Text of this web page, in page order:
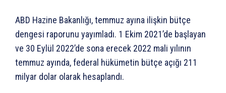
ABD Hazine Bakanlığı, temmuz ayına ilişkin bütçe
dengesi raporunu yayımladı. 1 Ekim 2021’de başlayan
ve 30 Eylül 2022’de sona erecek 2022 mali yılının
temmuz ayında, federal hükümetin bütçe açığı 211
milyar dolar olarak hesaplandı.